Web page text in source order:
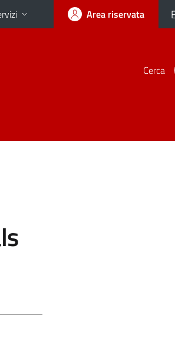
Area riservata
Cerca